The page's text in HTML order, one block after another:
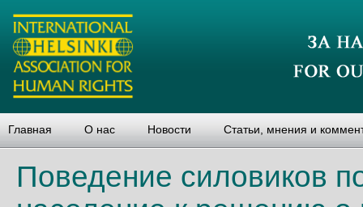
Главная О нас Новости Статьи, мнения и
Поведение силовиков